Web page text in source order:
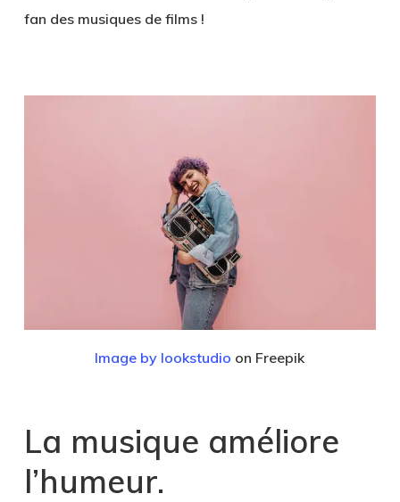
fan des musiques de films !
Image by lookstudio on Freepik
La musique améliore
l’humeur.